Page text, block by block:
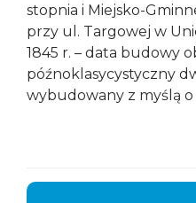
stopnia i Miejsko-
przy ul. Targowej w
1845 r. – data budowy
późnoklasycystyczny
wybudowany z myślą o